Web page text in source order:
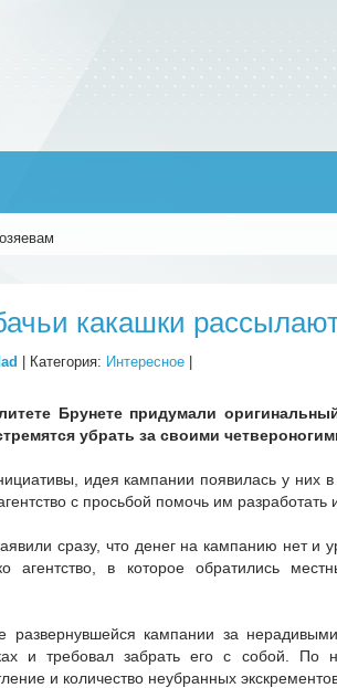
какашки
| Категория: Интересное
Брунете придумали
убрать за своими
идея кампании появилась у них
с просьбой помочь им разработать
сразу, что денег на кампанию нет
агентство, в которое обратились
развернувшейся кампании за
и требовал забрать его с собой. По
и количество неубранных